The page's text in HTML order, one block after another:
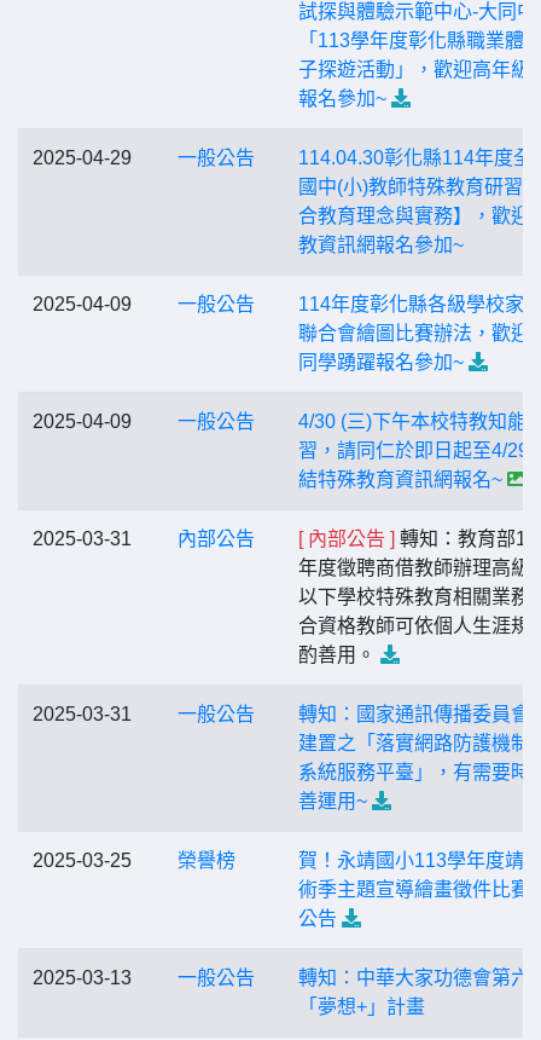
試探與體驗示範中心-大同中
「113學年度彰化縣職業體
子探遊活動」，歡迎高年級
報名參加~
2025-04-29 一般公告
114.04.30彰化縣114年度全
國中(小)教師特殊教育研習
合教育理念與實務】，歡迎
教資訊網報名參加~
2025-04-09 一般公告
114年度彰化縣各級學校家
聯合會繪圖比賽辦法，歡迎
同學踴躍報名參加~
2025-04-09 一般公告
4/30 (三)下午本校特教知能
習，請同仁於即日起至4/29
結特殊教育資訊網報名~
2025-03-31 內部公告 [ 內部公告 ] 轉知：教育部
年度徵聘商借教師辦理高級
以下學校特殊教育相關業務
合資格教師可依個人生涯規
酌善用。
2025-03-31 一般公告
轉知：國家通訊傳播委員會
建置之「落實網路防護機制
系統服務平臺」，有需要時
善運用~
2025-03-25 榮譽榜
賀！永靖國小113學年度靖
術季主題宣導繪畫徵件比賽
公告
2025-03-13 一般公告
轉知：中華大家功德會第六
「夢想+」計畫